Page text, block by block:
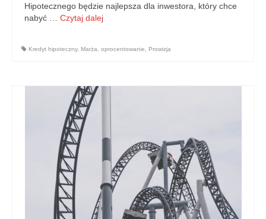
Hipotecznego będzie najlepsza dla inwestora, który chce
nabyć … Czytaj dalej
Kredyt hipoteczny, Marża oprocentowanie Prowizja